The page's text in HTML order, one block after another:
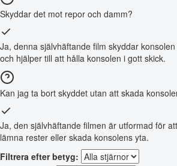
Skyddar det mot repor och damm?
Ja, denna självhäftande film skyddar
och hjälper till att hålla konsolen i gott skick.
Kan jag ta bort skyddet utan att skada
Ja, den självhäftande filmen är utformad för
lämna rester eller skada konsolens yta.
Filtrera efter betyg: